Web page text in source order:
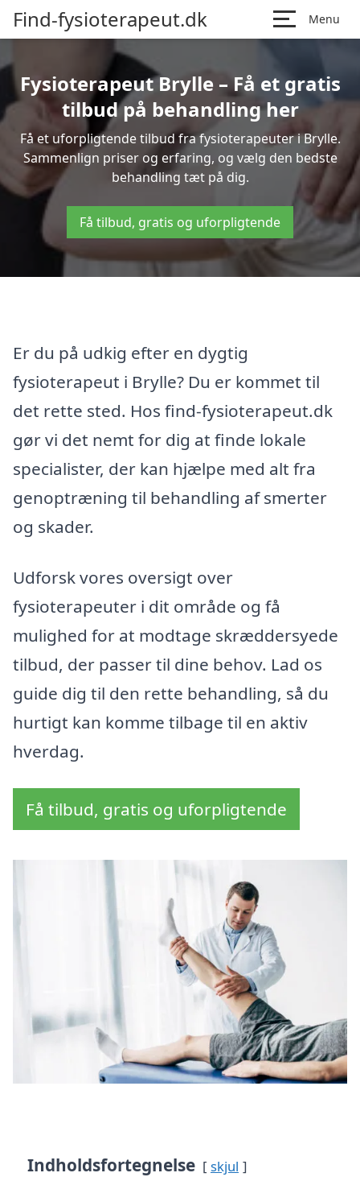
Find-fysioterapeut.dk Menu
Fysioterapeut Brylle – Få et gratis
tilbud på behandling her
Få et uforpligtende tilbud fra fysioterapeuter i Brylle.
Sammenlign priser og erfaring, og vælg den bedste
behandling tæt på dig.
Få tilbud, gratis og uforpligtende
Er du på udkig efter en dygtig
fysioterapeut i Brylle? Du er kommet til
det rette sted. Hos find-fysioterapeut.dk
gør vi det nemt for dig at finde lokale
specialister, der kan hjælpe med alt fra
genoptræning til behandling af smerter
og skader.
Udforsk vores oversigt over
fysioterapeuter i dit område og få
mulighed for at modtage skræddersyede
tilbud, der passer til dine behov. Lad os
guide dig til den rette behandling, så du
hurtigt kan komme tilbage til en aktiv
hverdag.
Få tilbud, gratis og uforpligtende
Indholdsfortegnelse skjul